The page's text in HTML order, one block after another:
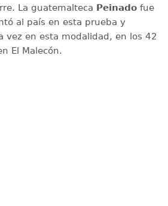
La guatemalteca Peinadofue
al país en esta prueba y
vez en esta modalidad, en los 42
El Malecón.